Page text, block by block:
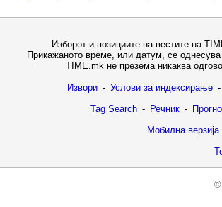
Изборот и позициите на вестите на
Прикажаното време, или датум, се
TIME.mk не презема никаква
Извори - Услови за индексирање -
Tag Search - Речник -
Мобилна верзија
©